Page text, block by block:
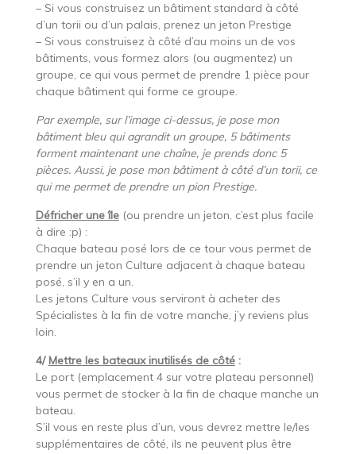
– Si vous construisez un bâtiment standard à côté
d’un torii ou d’un palais, prenez un jeton Prestige
– Si vous construisez à côté d’au moins un de vos
bâtiments, vous formez alors (ou augmentez) un
groupe, ce qui vous permet de prendre 1 pièce pour
chaque bâtiment qui forme ce groupe.
Par exemple, sur l’image ci-dessus, je pose mon
bâtiment bleu qui agrandit un groupe, 5 bâtiments
forment maintenant une chaîne, je prends donc 5
pièces. Aussi, je pose mon bâtiment à côté d’un torii, ce
qui me permet de prendre un pion Prestige.
Défricher une île(ou prendre un jeton, c’est plus facile
à dire :p) :
Chaque bateau posé lors de ce tour vous permet de
prendre un jeton Culture adjacent à chaque bateau
posé, s’il y en a un.
Les jetons Culture vous serviront à acheter des
Spécialistes à la fin de votre manche, j’y reviens plus
loin.
4/ Mettre les bateaux inutilisés de côté:
Le port (emplacement 4 sur votre plateau personnel)
vous permet de stocker à la fin de chaque manche un
bateau.
S’il vous en reste plus d’un, vous devrez mettre le/les
supplémentaires de côté, ils ne peuvent plus être